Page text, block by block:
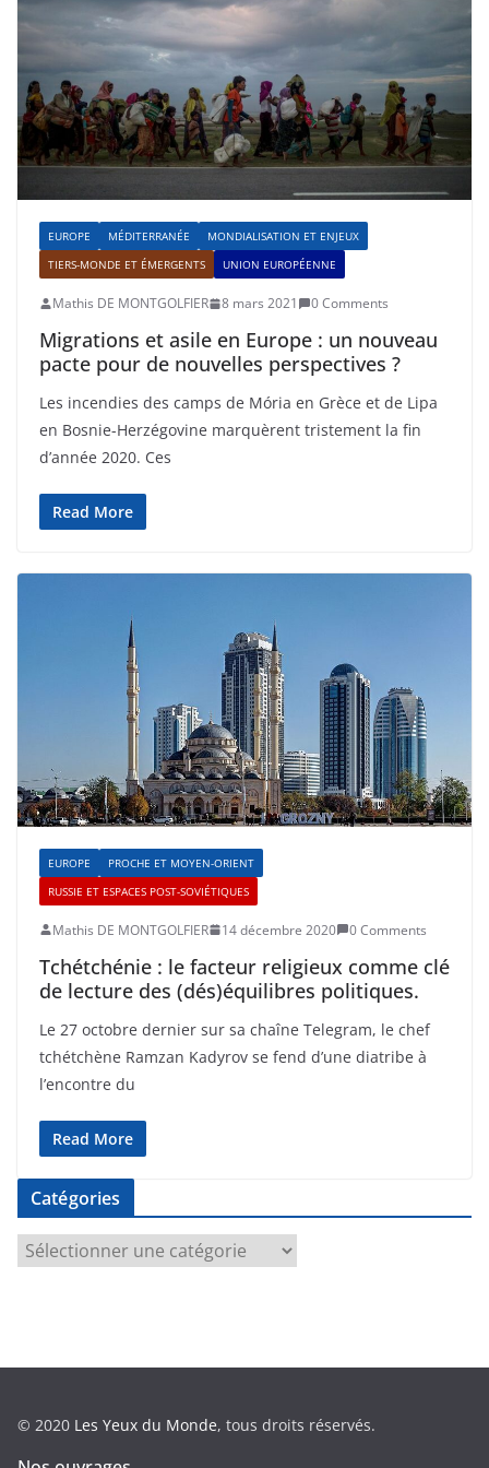
EUROPE MÉDITERRANÉE
MONDIALISATION ET ENJEUX
TIERS-MONDE ET ÉMERGENTS
UNION EUROPÉENNE
Mathis DE MONTGOLFIER 8 mars 2021 0 Comments
Migrations et asile en Europe : un nouveau
pacte pour de nouvelles perspectives ?
Les incendies des camps de Mória en Grèce et de Lipa
en Bosnie-Herzégovine marquèrent tristement la fin
d’année 2020. Ces
Read More
EUROPE
PROCHE ET MOYEN-ORIENT
RUSSIE ET ESPACES POST-SOVIÉTIQUES
Mathis DE MONTGOLFIER 14 décembre 2020 0 Comments
Tchétchénie : le facteur religieux comme clé
de lecture des (dés)équilibres politiques.
Le 27 octobre dernier sur sa chaîne Telegram, le chef
tchétchène Ramzan Kadyrov se fend d’une diatribe à
l’encontre du
Read More
Catégories
a
© 2020 Les Yeux du Monde, tous droits réservés.